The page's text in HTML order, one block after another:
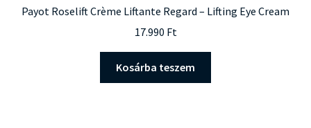
Payot Roselift Crème Liftante Regard – Lifting Eye Cream
17.990 Ft
Kosárba teszem